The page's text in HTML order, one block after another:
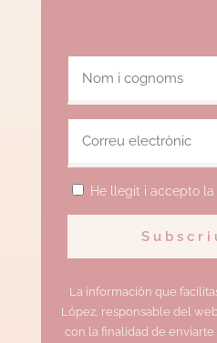
He llegit i accepto
La información que
López, responsable del
con la finalidad de